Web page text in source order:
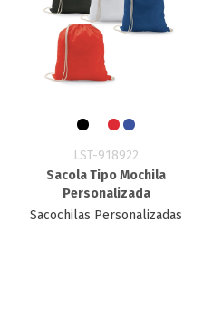
LST-918922
Sacola Tipo Mochila
Personalizada
Sacochilas Personalizadas